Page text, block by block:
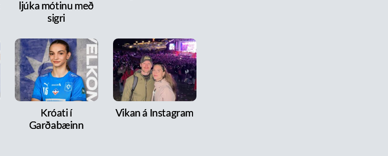
ljúka mótinu með
sigri
Króati í
Garðabæinn
Vikan á Instagram